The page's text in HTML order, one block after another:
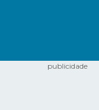
publicidade